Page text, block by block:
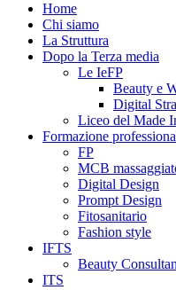
Home
Chi siamo
La Struttura
Dopo la Terza media
Le IeFP
Beauty e
Digital
Liceo del Made
Formazione
FP
MCB
Digital Design
Prompt Design
Fitosanitario
Fashion style
IFTS
Beauty
ITS